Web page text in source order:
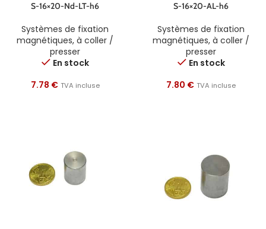
S-16×20-Nd-LT-h6
Systèmes de fixation
magnétiques, à coller /
presser
En stock
7.78 € TVA incluse
S-16×20-AL-h6
Systèmes de fixation
magnétiques, à coller /
presser
En stock
7.80 € TVA incluse